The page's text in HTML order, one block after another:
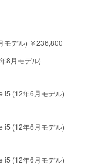
モデル) ￥236,800
8月モデル)
i5 (12年6月モデル)
i5 (12年6月モデル)
i5 (12年6月モデル)